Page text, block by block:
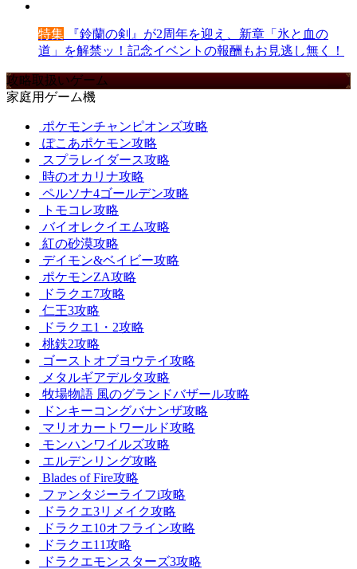
特集 『鈴蘭の剣』が2周年を迎え、新章「氷と血の
道」を解禁ッ！記念イベントの報酬もお見逃し無く！
攻略取扱いゲーム
家庭用ゲーム機
ポケモンチャンピオンズ攻略
ぽこあポケモン攻略
スプラレイダース攻略
時のオカリナ攻略
ペルソナ4ゴールデン攻略
トモコレ攻略
バイオレクイエム攻略
紅の砂漠攻略
デイモン&ベイビー攻略
ポケモンZA攻略
ドラクエ7攻略
仁王3攻略
ドラクエ1・2攻略
桃鉄2攻略
ゴーストオブヨウテイ攻略
メタルギアデルタ攻略
牧場物語 風のグランドバザール攻略
ドンキーコングバナンザ攻略
マリオカートワールド攻略
モンハンワイルズ攻略
エルデンリング攻略
Blades of Fire攻略
ファンタジーライフi攻略
ドラクエ3リメイク攻略
ドラクエ10オフライン攻略
ドラクエ11攻略
ドラクエモンスターズ3攻略